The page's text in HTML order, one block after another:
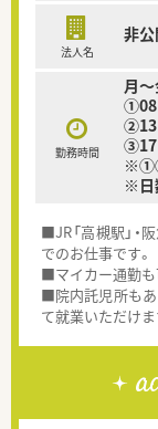
法人名
非公
勤務時間
月
①08
②13
③17
※日
■JR「高槻駅」・
でのお仕事です。
■マイカー通勤も
■院内託児所もあ
て就業いただけま